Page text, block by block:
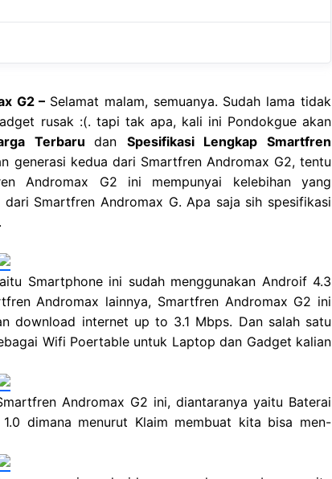
o p
p
m
G2 – Selamat malam, semuanya. Sudah lama tidak
rusak :(. tapi tak apa, kali ini Pondokgue akan
Terbarudan Spesifikasi Lengkap Smartfren
generasi kedua dari Smartfren Andromax G2, tentu
Andromax G2 ini mempunyai kelebihan yang
Smartfren Andromax G. Apa saja sih spesifikasi
Smartphone ini sudah menggunakan Androif 4.3
Andromax lainnya, Smartfren Andromax G2 ini
download internet up to 3.1 Mbps. Dan salah satu
Wifi Poertable untuk Laptop dan Gadget kalian
Andromax G2 ini, diantaranya yaitu Baterai
dimana menurut Klaim membuat kita bisa men-